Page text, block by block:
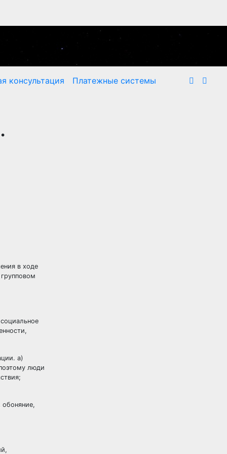
консультация Платежные системы
в ходе
а)
люди
обоняние,